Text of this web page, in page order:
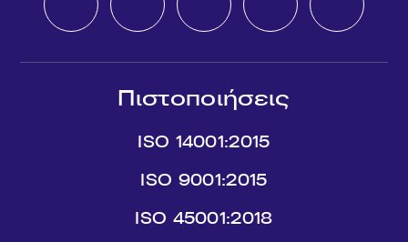
Πιστοποιήσεις
ISO 14001:2015
ISO 9001:2015
ISO 45001:2018